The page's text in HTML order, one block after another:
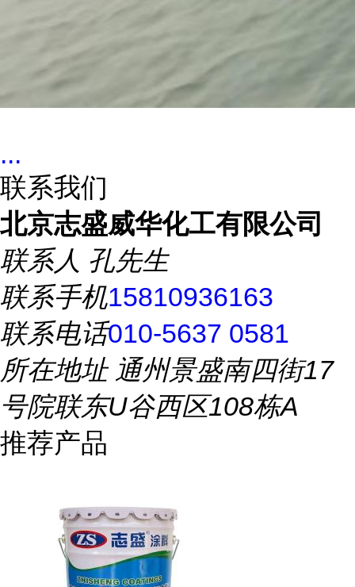
...
联系我们
北京志盛威华化工有限公司
联系人 孔先生
联系手机15810936163
联系电话010-5637 0581
所在地址通州景盛南四街17
号院联东U谷西区108栋A
推荐产品